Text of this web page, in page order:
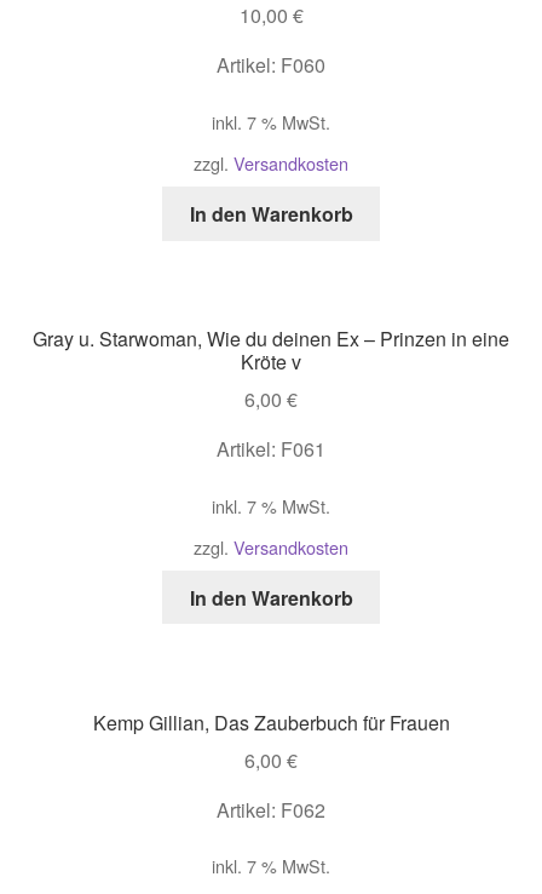
10,00 €
Artikel: F060
inkl. 7 % MwSt.
zzgl. Versandkosten
In den Warenkorb
Gray u. Starwoman, Wie du deinen Ex – Prinzen in eine
Kröte v
6,00 €
Artikel: F061
inkl. 7 % MwSt.
zzgl. Versandkosten
In den Warenkorb
Kemp Gillian, Das Zauberbuch für Frauen
6,00 €
Artikel: F062
inkl. 7 % MwSt.